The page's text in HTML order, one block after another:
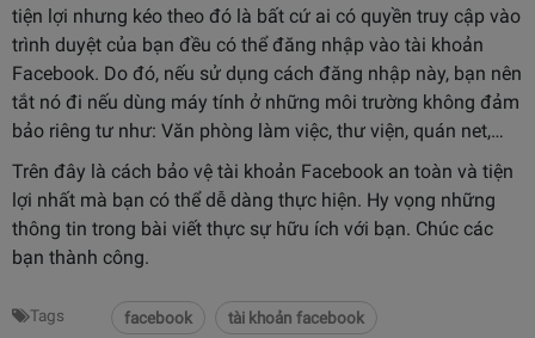
tiện lợi nhưng kéo theo đó là bất cứ ai có quyền truy cập vào
trình duyệt của bạn đều có thể đăng nhập vào tài khoản
Facebook. Do đó, nếu sử dụng cách đăng nhập này, bạn nên
tắt nó đi nếu dùng máy tính ở những môi trường không đảm
bảo riêng tư như: Văn phòng làm việc, thư viện, quán net,…
Trên đây là cách bảo vệ tài khoản Facebook an toàn và tiện
lợi nhất mà bạn có thể dễ dàng thực hiện. Hy vọng những
thông tin trong bài viết thực sự hữu ích với bạn. Chúc các
bạn thành công.
Tags facebook tài khoản facebook